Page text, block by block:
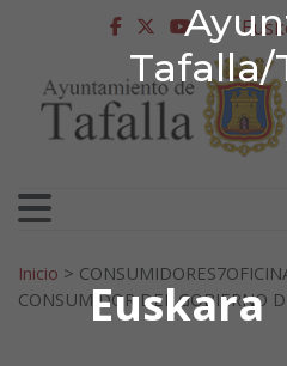
Tafalla/
Euskara
Ir al contenidofacebook
twitter
Search for:
Inicio >
CONSUMIDOR DEL GOBIERNO